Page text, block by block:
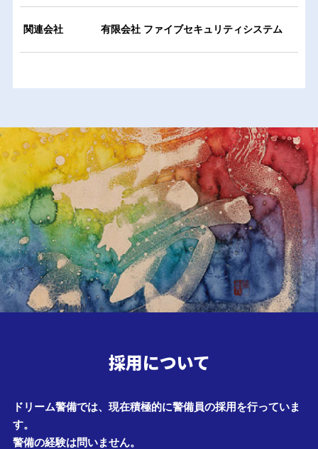
関連会社 有限会社 ファイブセキュリティシステム
採用について
ドリーム警備では、現在積極的に警備員の採用を行っていま
す。
警備の経験は問いません。